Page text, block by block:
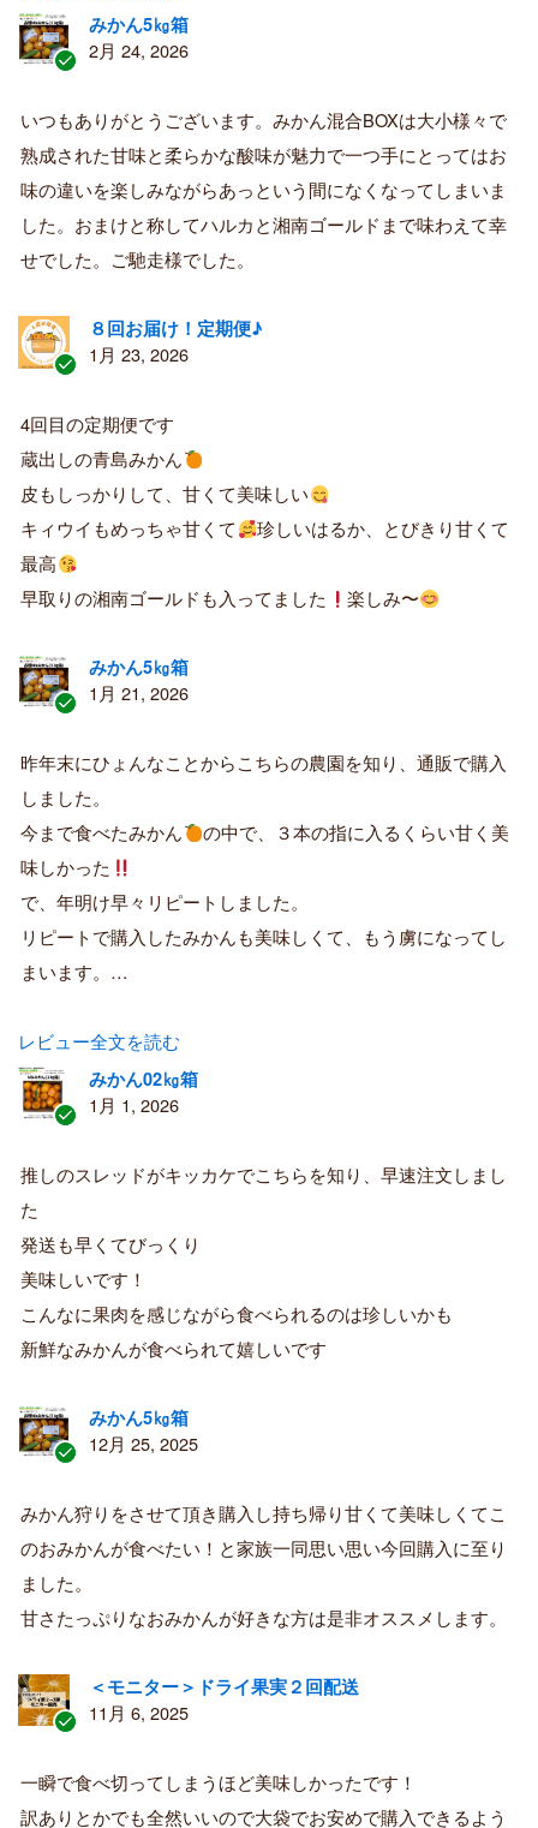
証
済
み
購
者
みかん5㎏箱
2月 24, 2026
いつもありがとうございます。みかん混合BOXは大小様々で
熟成された甘味と柔らかな酸味が魅力で一つ手にとってはお
味の違いを楽しみながらあっという間になくなってしまいま
した。おまけと称してハルカと湘南ゴールドまで味わえて幸
せでした。ご馳走様でした。
証
済
み
購
者
８回お届け！定期便♪
1月 23, 2026
4回目の定期便です
蔵出しの青島みかん
皮もしっかりして、甘くて美味しい
キィウイもめっちゃ甘くて
珍しいはるか、とびきり甘くて
最高
早取りの湘南ゴールドも入ってました
楽しみ〜
証
済
み
購
者
みかん5㎏箱
1月 21, 2026
昨年末にひょんなことからこちらの農園を知り、通販で購入
しました。
今まで食べたみかん
の中で、３本の指に入るくらい甘く美
味しかった
で、年明け早々リピートしました。
リピートで購入したみかんも美味しくて、もう虜になってし
まいます。…
レビュー全文を読む
証
済
購
者
みかん02㎏箱
1月 1, 2026
推しのスレッドがキッカケでこちらを知り、早速注文しまし
た
発送も早くてびっくり
美味しいです！
こんなに果肉を感じながら食べられるのは珍しいかも
新鮮なみかんが食べられて嬉しいです
証
済
み
購
者
みかん5㎏箱
12月 25, 2025
みかん狩りをさせて頂き購入し持ち帰り甘くて美味しくてこ
のおみかんが食べたい！と家族一同思い思い今回購入に至り
ました。
甘さたっぷりなおみかんが好きな方は是非オススメします。
証
済
＜モニター＞ドライ果実２回配送
11月 6, 2025
一瞬で食べ切ってしまうほど美味しかったです！
訳ありとかでも全然いいので大袋でお安めで購入できるよう